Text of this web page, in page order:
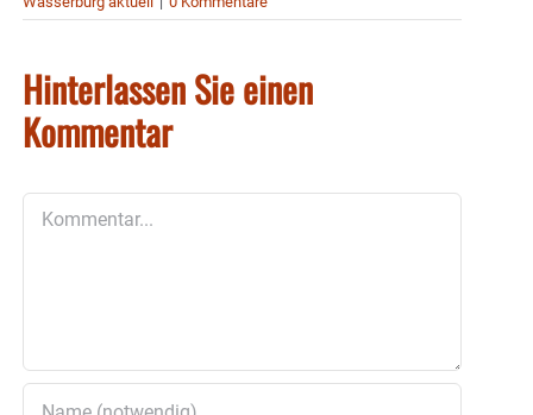
Hinterlassen Sie einen
Kommentar